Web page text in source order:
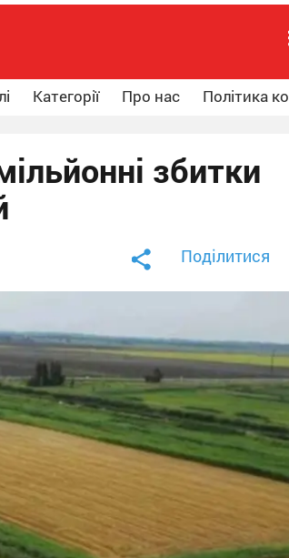
Категорії Про нас Політика
збитки
Поділитися